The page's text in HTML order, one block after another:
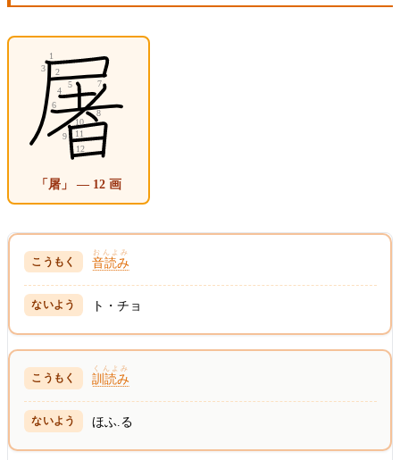
「屠」 — 12 画
音読み
おんよみ
ト・チョ
訓読み
くんよみ
ほふ.る